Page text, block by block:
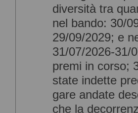
diversità tra
nel bando: 30/
29/09/2029; e
31/07/2026-31/
premi in corso;
state indette
gare andate
che la